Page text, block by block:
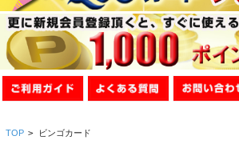
TOP > ビンゴカード